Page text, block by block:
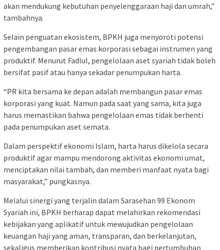
akan mendukung kebutuhan penyelenggaraan haji dan umrah,”
tambahnya.
Selain penguatan ekosistem, BPKH juga menyoroti potensi
pengembangan pasar emas korporasi sebagai instrumen yang
produktif. Menurut Fadlul, pengelolaan aset syariah tidak boleh
bersifat pasif atau hanya sekadar penumpukan harta.
“PR kita bersama ke depan adalah membangun pasar emas
korporasi yang kuat. Namun pada saat yang sama, kita juga
harus memastikan bahwa pengelolaan emas tidak berhenti
pada penumpukan aset semata.
Dalam perspektif ekonomi Islam, harta harus dikelola secara
produktif agar mampu mendorong aktivitas ekonomi umat,
menciptakan nilai tambah, dan memberi manfaat nyata bagi
masyarakat,” pungkasnya.
Melalui sinergi yang terjalin dalam Sarasehan 99 Ekonom
Syariah ini, BPKH berharap dapat melahirkan rekomendasi
kebijakan yang aplikatif untuk mewujudkan pengelolaan
keuangan haji yang aman, transparan, dan berkelanjutan,
sekaligus memberikan kontribusi nyata bagi pertumbuhan